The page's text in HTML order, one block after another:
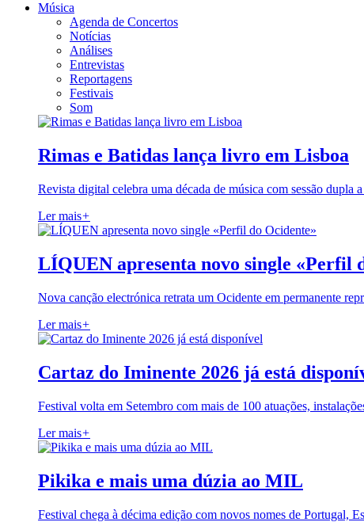
Música
Agenda de Concertos
Notícias
Análises
Entrevistas
Reportagens
Festivais
Som
Rimas e Batidas lança livro em Lisboa
Revista digital celebra uma década de música com sessão dupla
Ler mais+
LÍQUEN apresenta novo single «Perfil
Nova canção electrónica retrata um Ocidente em permanente
Ler mais+
Cartaz do Iminente 2026 já está
Festival volta em Setembro com mais de 100 atuações,
Ler mais+
Pikika e mais uma dúzia ao MIL
Festival chega à décima edição com novos nomes de Portugal,